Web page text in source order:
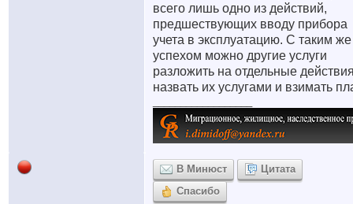
всего лишь одно из действий,
предшествующих вводу прибора
учета в эксплуатацию. С таким же
успехом можно другие услуги
разложить на отдельные
назвать их услугами и взимать
В Минюст
Цитата
Спасибо